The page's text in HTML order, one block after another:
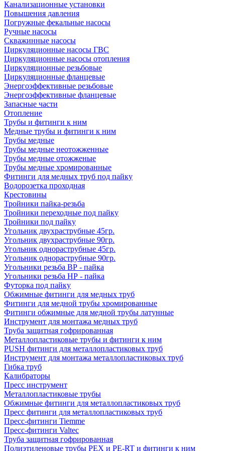
Канализационные установки
Повышения давления
Погружные фекальные насосы
Ручные насосы
Скважинные насосы
Циркуляционные насосы ГВС
Циркуляционные насосы отопления
Циркуляционные резьбовые
Циркуляционные фланцевые
Энергоэффективные резьбовые
Энергоэффективные фланцевые
Запасные части
Отопление
Трубы и фитинги к ним
Медные трубы и фитинги к ним
Трубы медные
Трубы медные неотожженные
Трубы медные отожженые
Трубы медные хромированные
Фитинги для медных труб под пайку
Водорозетка проходная
Крестовины
Тройники пайка-резьба
Тройники переходные под пайку
Тройники под пайку
Угольник двухраструбные 45гр.
Угольник двухраструбные 90гр.
Угольник однораструбные 45гр.
Угольник однораструбные 90гр.
Угольники резьба ВР - пайка
Угольники резьба НР - пайка
Футорка под пайку
Обжимные фитинги для медных труб
Фитинги для медной трубы хромированные
Фитинги обжимные для медной трубы латунные
Инструмент для монтажа медных труб
Труба защитная гофрированная
Металлопластиковые трубы и фитинги к ним
PUSH фитинги для металлопластиковых труб
Инструмент для монтажа металлопластиковых труб
Гибка труб
Калибраторы
Пресс инструмент
Металлопластиковые трубы
Обжимные фитинги для металлопластиковых труб
Пресс фитинги для металлопластиковых труб
Пресс-фитинги Tiemme
Пресс-фитинги Valtec
Труба защитная гофрированная
Полиэтиленовые трубы PEX и PE-RT и фитинги к ним